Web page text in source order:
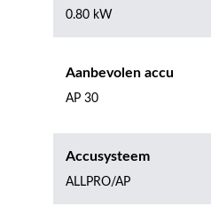
0.80 kW
Aanbevolen accu
AP 30
Accusysteem
ALLPRO/AP